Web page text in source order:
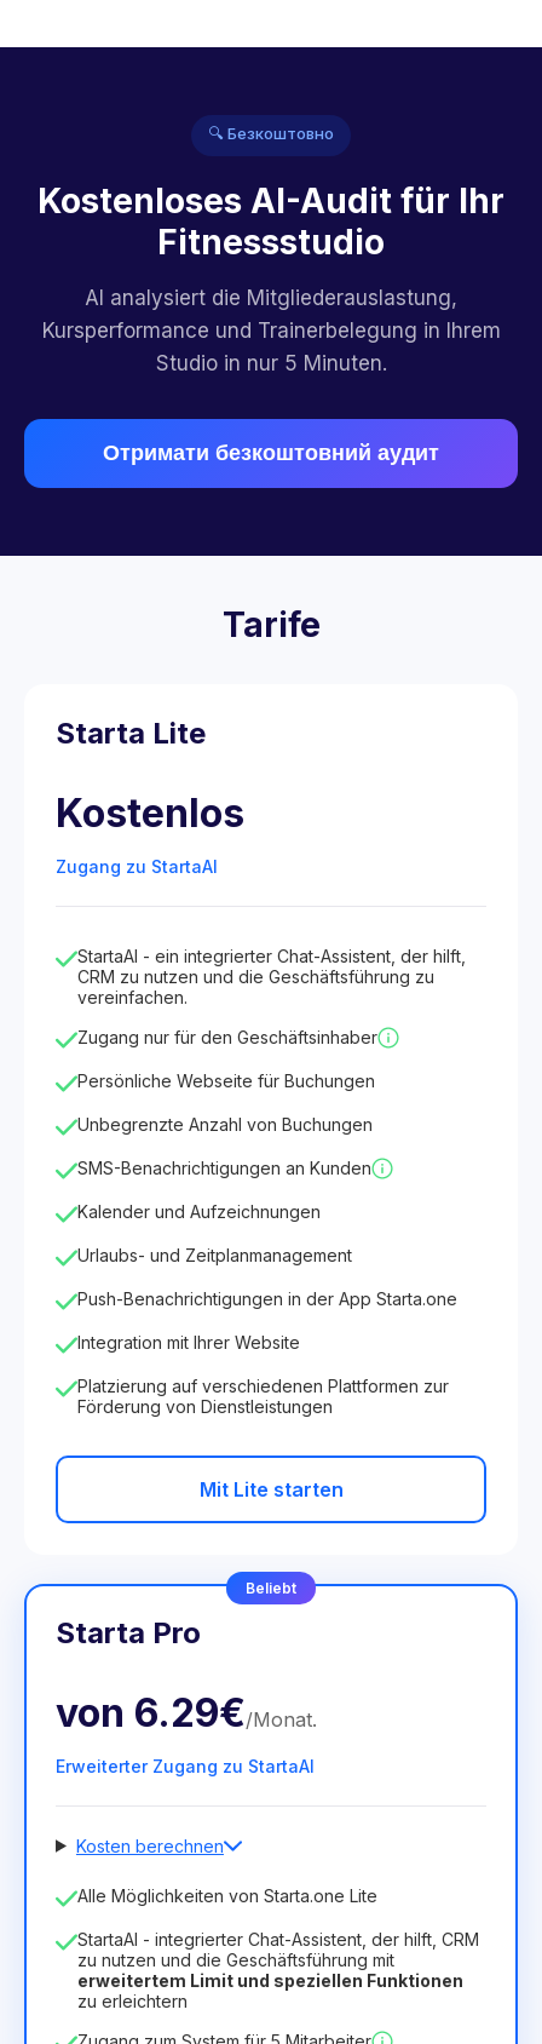
🔍 Безкоштовно
Kostenloses AI-Audit für Ihr
Fitnessstudio
AI analysiert die Mitgliederauslastung,
Kursperformance und Trainerbelegung in Ihrem
Studio in nur 5 Minuten.
Отримати безкоштовний аудит
Tarife
Starta Lite
Kostenlos
Zugang zu StartaAI
StartaAI - ein integrierter Chat-Assistent, der hilft,
CRM zu nutzen und die Geschäftsführung zu
vereinfachen.
Zugang nur für den Geschäftsinhaber
Persönliche Webseite für Buchungen
Unbegrenzte Anzahl von Buchungen
SMS-Benachrichtigungen an Kunden
Kalender und Aufzeichnungen
Urlaubs- und Zeitplanmanagement
Push-Benachrichtigungen in der App Starta.one
Integration mit Ihrer Website
Platzierung auf verschiedenen Plattformen zur
Förderung von Dienstleistungen
Mit Lite starten
Beliebt
Starta Pro
von 6.29€/Monat.
Erweiterter Zugang zu StartaAI
Kosten berechnen
Anzahl der Mitarbeiter
Dauer der Lizenz
12 Months(Rabatt -25%) Vorteilhaft
8.99€ 6.29€ /Monat
Alle Möglichkeiten von Starta.one Lite
StartaAI - integrierter Chat-Assistent, der hilft, CRM
zu nutzen und die Geschäftsführung mit
erweitertem Limit und speziellen Funktionen
zu erleichtern